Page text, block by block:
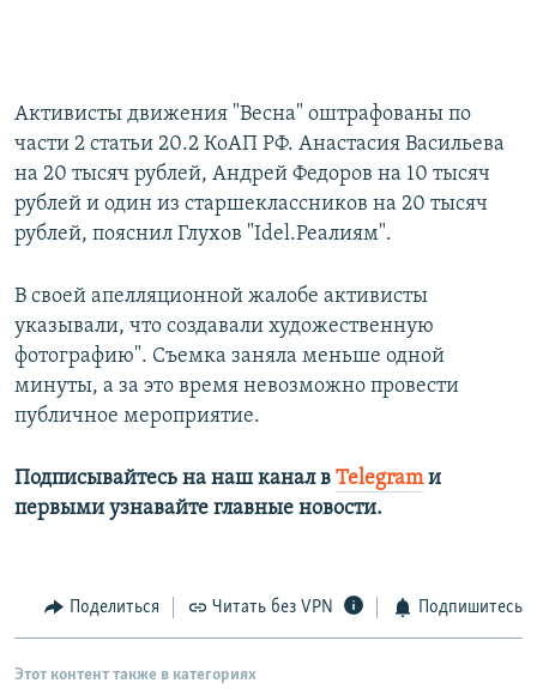
Активисты движения "Весна" оштрафованы по
части 2 статьи 20.2 КоАП РФ. Анастасия Васильева
на 20 тысяч рублей, Андрей Федоров на 10 тысяч
рублей и один из старшеклассников на 20 тысяч
рублей, пояснил Глухов "Idel.Реалиям".
В своей апелляционной жалобе активисты
указывали, что создавали художественную
фотографию". Съемка заняла меньше одной
минуты, а за это время невозможно провести
публичное мероприятие.
Подписывайтесь на наш канал в Telegramи
первыми узнавайте главные новости.​
Поделиться Читать без VPN Подпишитесь
Этот контент также в категориях